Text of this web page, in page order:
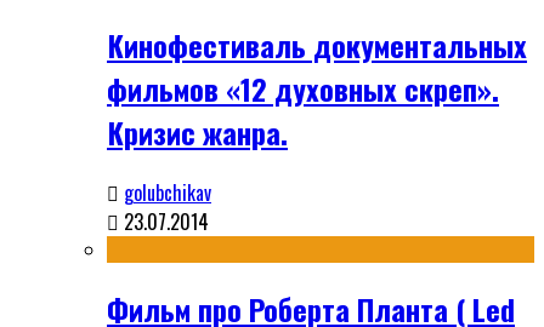
Кинофестиваль документальных
фильмов «12 духовных скреп».
Кризис жанра.
golubchikav
23.07.2014
Фильм про Роберта Планта ( Led